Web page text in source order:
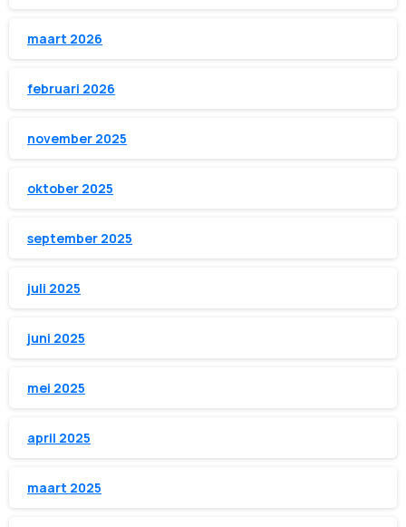
maart 2026
februari 2026
november 2025
oktober 2025
september 2025
juli 2025
juni 2025
mei 2025
april 2025
maart 2025